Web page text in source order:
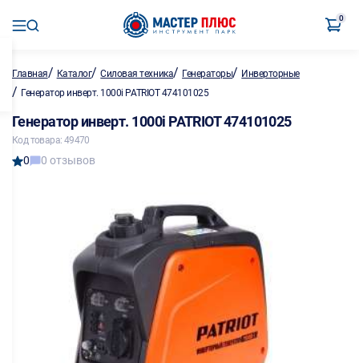
0
Главная/ Каталог/Силовая техника/ Генераторы/ Инверторные
/ Генератор инверт. 1000i PATRIOT 474101025
Генератор инверт. 1000i PATRIOT 474101025
Код товара: 49470
0 0 отзывов